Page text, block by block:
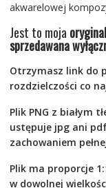
akwarelowej
Jest to moja
sprzedawana
Otrzymasz link do
rozdzielczości co
Plik PNG z białym
ustępuje jpg ani
zachowaniem
Plik ma proporcje
w dowolnej